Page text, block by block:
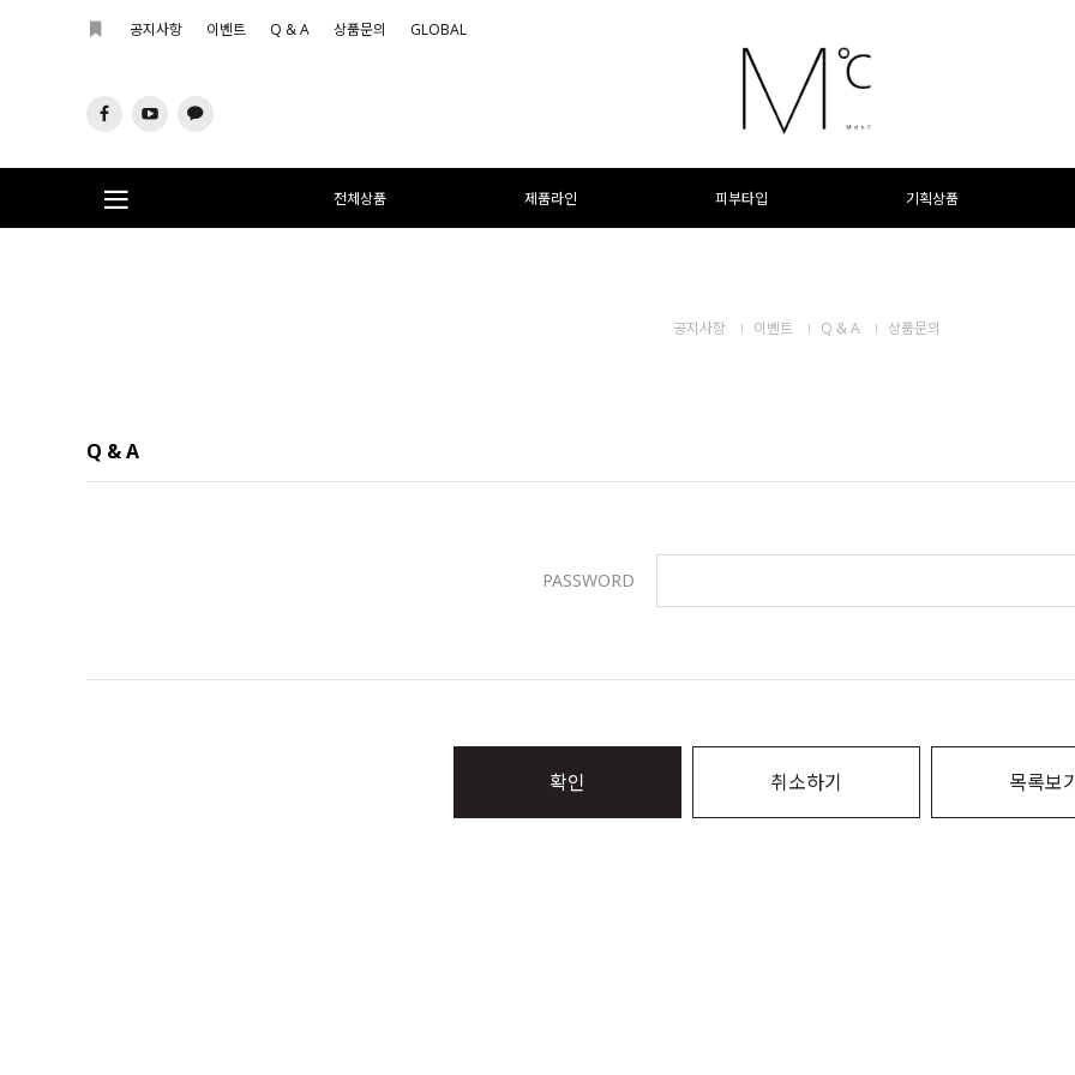
공지사항 이벤트 Q & A 상품문의 GLOBAL
전체상품 제품라인 피부타입 기획상품
공지사항 이벤트 Q & A 상품문의
Q & A
PASSWORD
확인 취소하기 목록보